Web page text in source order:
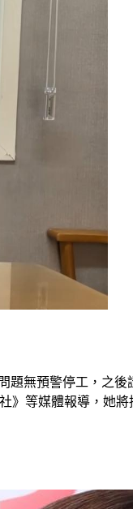
無預警停工，之
等媒體報導，她